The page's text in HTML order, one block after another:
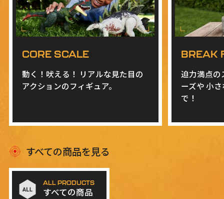
CORE SCALE
動く！吠える！ リアルな見た目の
アクションのフィギュア。
BREAK
迫力満点の
ーズや小
で！
すべての商品を見る
ALL PRODUCTS
すべての商品